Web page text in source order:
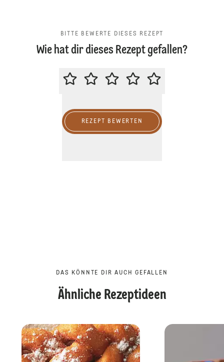
BITTE BEWERTE DIESES REZEPT
Wie hat dir dieses Rezept gefallen?
BITTE BEWERTE DIESES REZEPT
REZEPT BEWERTEN
DAS KÖNNTE DIR AUCH GEFALLEN
Ähnliche Rezeptideen